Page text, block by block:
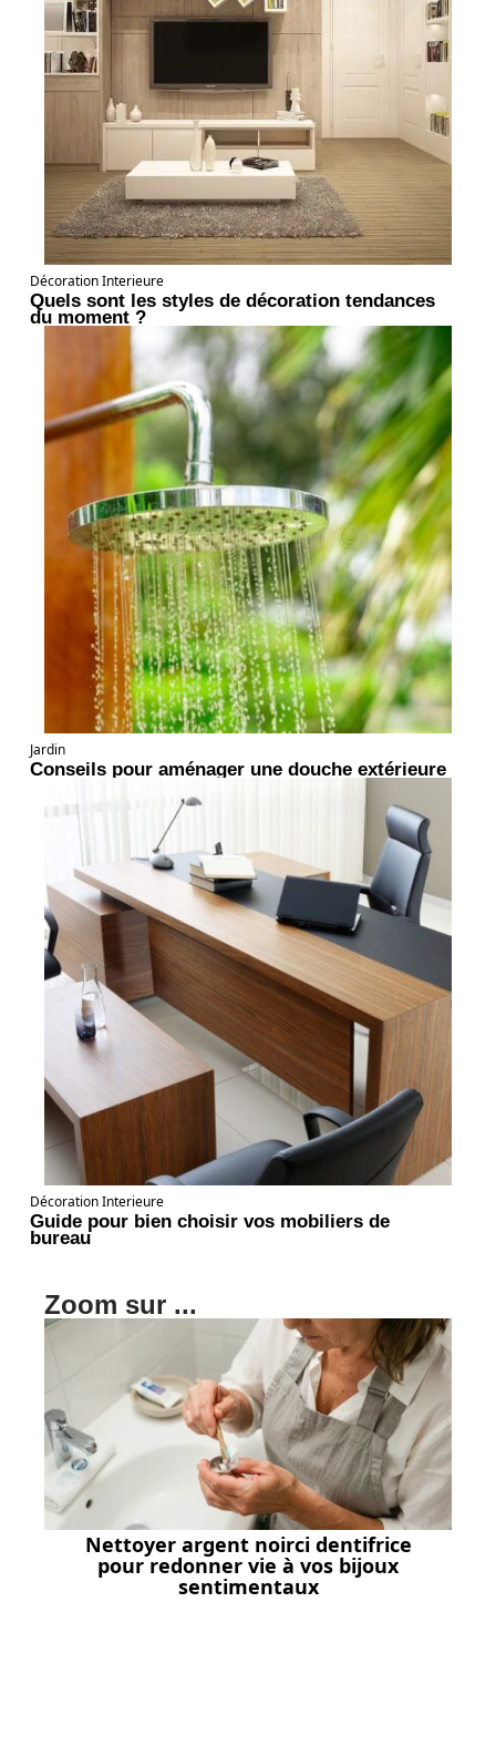
Décoration Interieure
Quels sont les styles de décoration tendances
du moment ?
Jardin
Conseils pour aménager une douche extérieure
Décoration Interieure
Guide pour bien choisir vos mobiliers de
bureau
Zoom sur ...
Nettoyer argent noirci dentifrice
pour redonner vie à vos bijoux
sentimentaux